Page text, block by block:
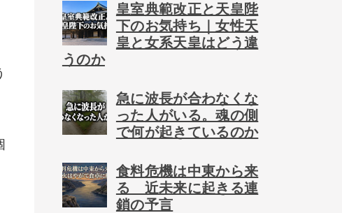
皇室典範改正と天皇陛
下のお気持ち｜女性天
皇と女系天皇はどう違
うのか
急に波長が合わなくな
った人がいる。魂の側
で何が起きているのか
食料危機は中東から来
る 近未来に起きる連
鎖の予言